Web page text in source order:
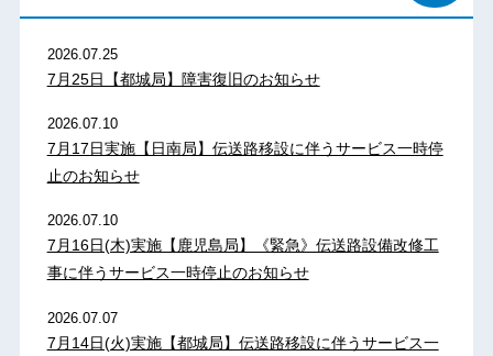
2026.07.25
7月25日【都城局】障害復旧のお知らせ
2026.07.10
7月17日実施【日南局】伝送路移設に伴うサービス一時停
止のお知らせ
2026.07.10
7月16日(木)実施【鹿児島局】《緊急》伝送路設備改修工
事に伴うサービス一時停止のお知らせ
2026.07.07
7月14日(火)実施【都城局】伝送路移設に伴うサービス一